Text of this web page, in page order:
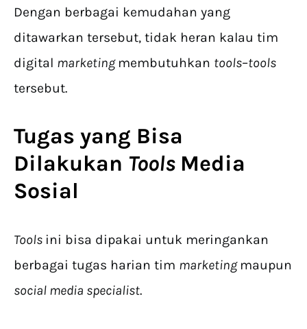
Dengan berbagai kemudahan yang
ditawarkan tersebut, tidak heran kalau tim
digital marketing membutuhkan tools–tools
tersebut.
Tugas yang Bisa
Dilakukan Tools Media
Sosial
Tools ini bisa dipakai untuk meringankan
berbagai tugas harian tim marketing maupun
social media specialist.